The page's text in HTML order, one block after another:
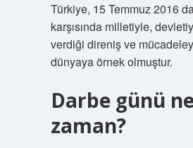
Türkiye, 15 Temmuz 2016
karşısında milletiyle,
verdiği direniş ve
dünyaya örnek olmuştur.
Darbe günü
zaman?